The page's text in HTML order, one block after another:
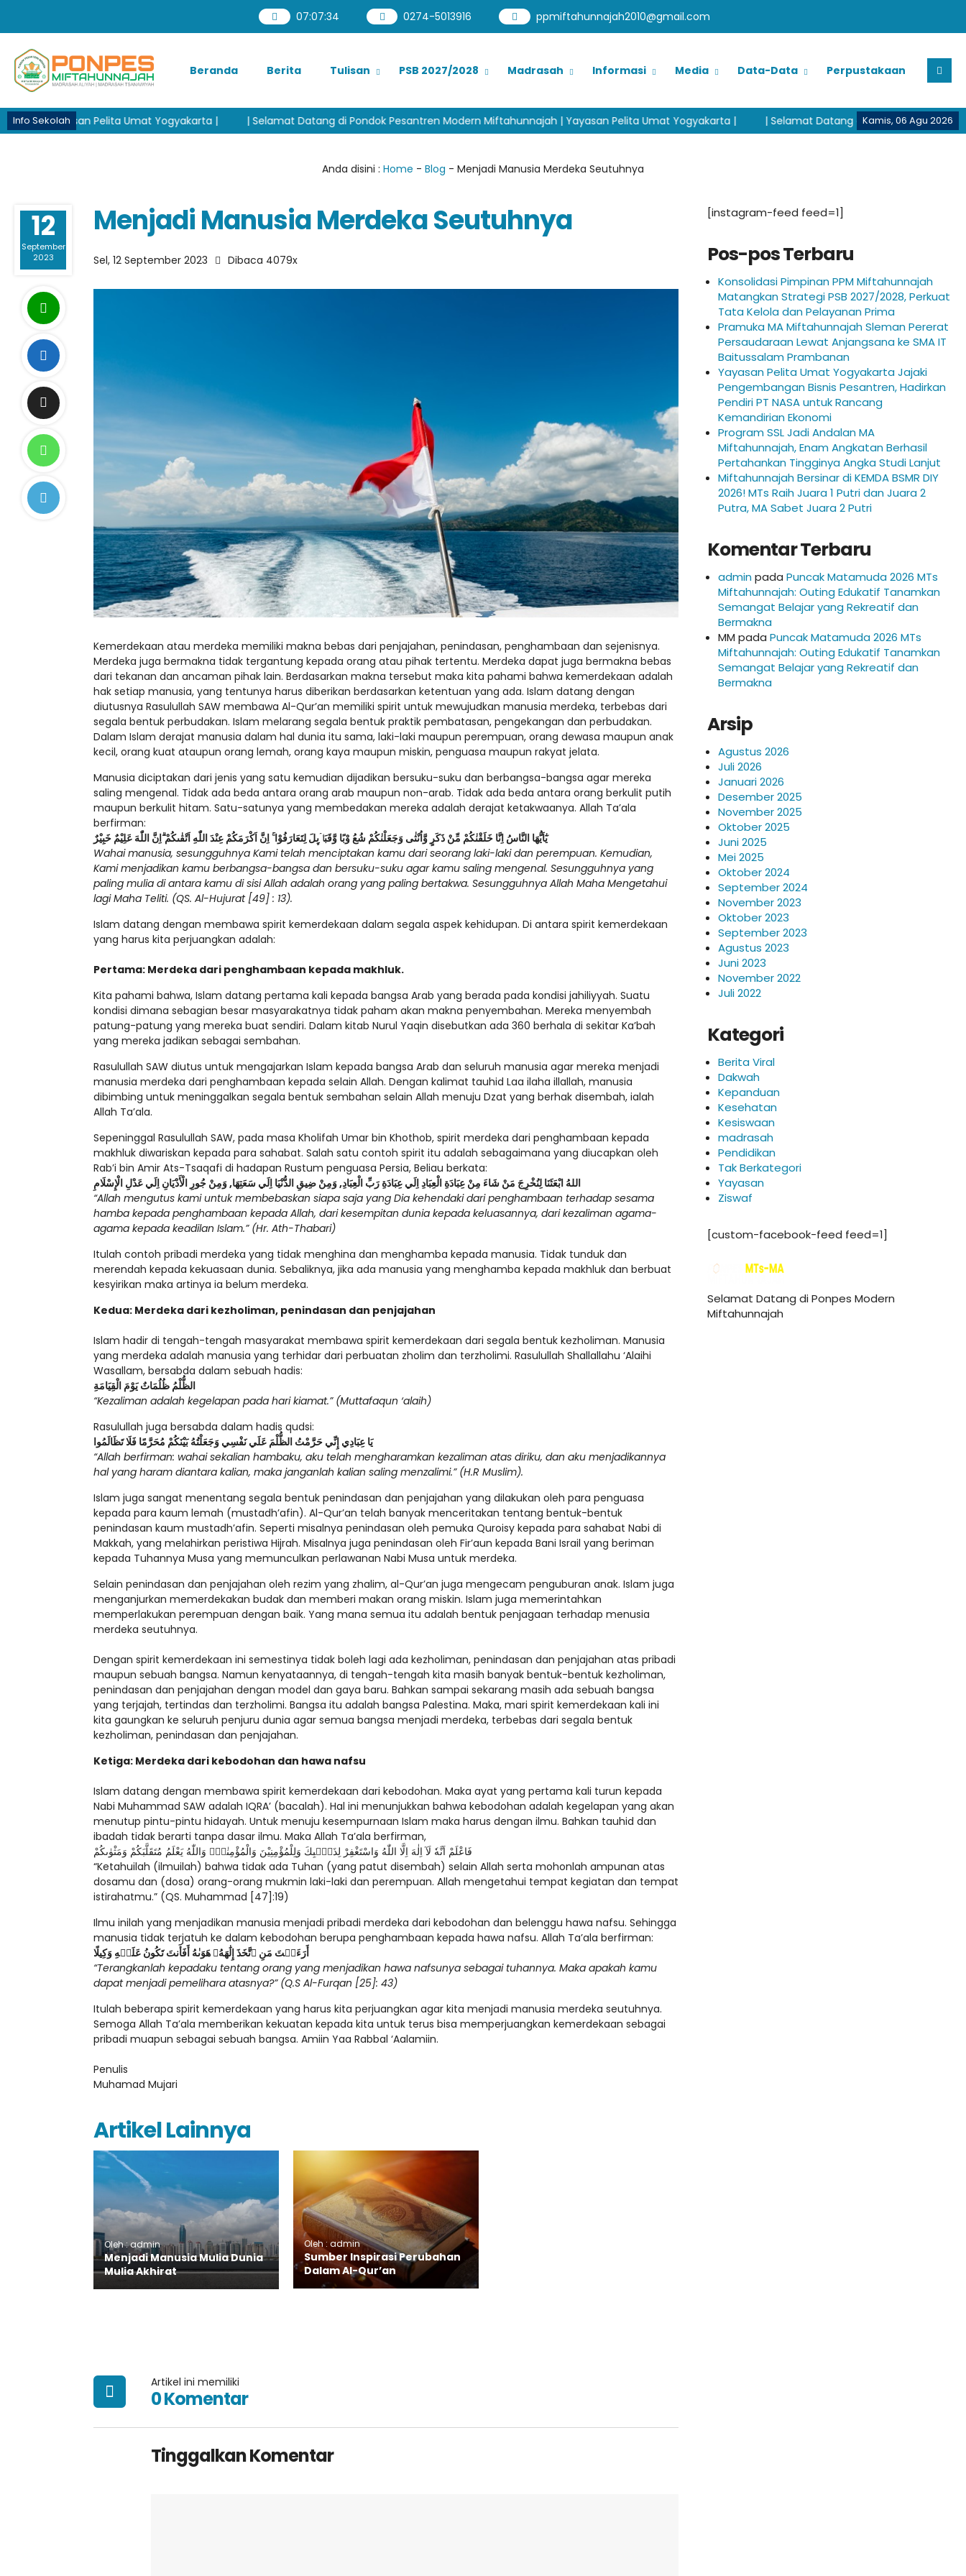
07:07:35 0274-5013916 ppmiftahunnajah2010@gmail.com
Beranda Berita Tulisan PSB 2027/2028 Madrasah Informasi Media Data-Data Perpustakaan
Info Sekolah Kamis, 06 Agu 2026
Pelita Umat Yogyakarta | | Selamat Datang di Pondok Pesantren Modern Miftahunnajah | Yayasan Pelita Umat Yogyakarta | | Selamat Datang di Pondok Pesantren Modern
Anda disini : Home - Blog - Menjadi Manusia Merdeka Seutuhnya
12
September
2023
Menjadi Manusia Merdeka Seutuhnya
Sel, 12 September 2023 Dibaca 4079x
Kemerdekaan atau merdeka memiliki makna bebas dari penjajahan, penindasan, penghambaan dan sejenisnya.
Merdeka juga bermakna tidak tergantung kepada orang atau pihak tertentu. Merdeka dapat juga bermakna bebas
dari tekanan dan ancaman pihak lain. Berdasarkan makna tersebut maka kita pahami bahwa kemerdekaan adalah
hak setiap manusia, yang tentunya harus diberikan berdasarkan ketentuan yang ada. Islam datang dengan
diutusnya Rasulullah SAW membawa Al-Qur’an memiliki spirit untuk mewujudkan manusia merdeka, terbebas dari
segala bentuk perbudakan. Islam melarang segala bentuk praktik pembatasan, pengekangan dan perbudakan.
Dalam Islam derajat manusia dalam hal dunia itu sama, laki-laki maupun perempuan, orang dewasa maupun anak
kecil, orang kuat ataupun orang lemah, orang kaya maupun miskin, penguasa maupun rakyat jelata.
Manusia diciptakan dari jenis yang satu kemudian dijadikan bersuku-suku dan berbangsa-bangsa agar mereka
saling mengenal. Tidak ada beda antara orang arab maupun non-arab. Tidak ada beda antara orang berkulit putih
maupun berkulit hitam. Satu-satunya yang membedakan mereka adalah derajat ketakwaanya. Allah Ta’ala
berfirman:
يٰٓاَيُّهَا النَّاسُ اِنَّا خَلَقْنٰكُمْ مِّنْ ذَكَرٍ وَّاُنْثٰى وَجَعَلْنٰكُمْ شُعُ وْبًا وَّقَبَاۤىِٕلَ لِتَعَارَفُوْا ۚ اِنَّ اَكْرَمَكُمْ عِنْدَ اللّٰهِ اَتْقٰىكُمْ ۗاِنَّ اللّٰهَ عَلِيْمٌ خَبِيْرٌ
Wahai manusia, sesungguhnya Kami telah menciptakan kamu dari seorang laki-laki dan perempuan. Kemudian,
Kami menjadikan kamu berbangsa-bangsa dan bersuku-suku agar kamu saling mengenal. Sesungguhnya yang
paling mulia di antara kamu di sisi Allah adalah orang yang paling bertakwa. Sesungguhnya Allah Maha Mengetahui
lagi Maha Teliti. (QS. Al-Hujurat [49] : 13).
Islam datang dengan membawa spirit kemerdekaan dalam segala aspek kehidupan. Di antara spirit kemerdekaan
yang harus kita perjuangkan adalah:
Pertama: Merdeka dari penghambaan kepada makhluk.
Kita pahami bahwa, Islam datang pertama kali kepada bangsa Arab yang berada pada kondisi jahiliyyah. Suatu
kondisi dimana sebagian besar masyarakatnya tidak paham akan makna penyembahan. Mereka menyembah
patung-patung yang mereka buat sendiri. Dalam kitab Nurul Yaqin disebutkan ada 360 berhala di sekitar Ka’bah
yang mereka jadikan sebagai sembahan.
Rasulullah SAW diutus untuk mengajarkan Islam kepada bangsa Arab dan seluruh manusia agar mereka menjadi
manusia merdeka dari penghambaan kepada selain Allah. Dengan kalimat tauhid Laa ilaha illallah, manusia
dibimbing untuk meninggalkan segala bentuk sembahan selain Allah menuju Dzat yang berhak disembah, ialah
Allah Ta’ala.
Sepeninggal Rasulullah SAW, pada masa Kholifah Umar bin Khothob, spirit merdeka dari penghambaan kepada
makhluk diwariskan kepada para sahabat. Salah satu contoh spirit itu adalah sebagaimana yang diucapkan oleh
Rab’i bin Amir Ats-Tsaqafi di hadapan Rustum penguasa Persia, Beliau berkata:
اللهُ ابْعَثَنَا لِنُخْرِجَ مَنْ شَاءَ مِنْ عِبَادَةِ الْعِبَادِ اِلَي عِبَادَةِ رَبِّ الْعِبَادِ, وَمِنْ ضِيقِ الدُّنْيَا اِلَي سَعَتِهَا, وَمِنْ جُورِ الْأَدْيَانِ اِلَي عَدْلِ الْإِسْلَامِ
“Allah mengutus kami untuk membebaskan siapa saja yang Dia kehendaki dari penghambaan terhadap sesama
hamba kepada penghambaan kepada Allah, dari kesempitan dunia kepada keluasannya, dari kezaliman agama-
agama kepada keadilan Islam.” (Hr. Ath-Thabari)
Itulah contoh pribadi merdeka yang tidak menghina dan menghamba kepada manusia. Tidak tunduk dan
merendah kepada kekuasaan dunia. Sebaliknya, jika ada manusia yang menghamba kepada makhluk dan berbuat
kesyirikan maka artinya ia belum merdeka.
Kedua: Merdeka dari kezholiman, penindasan dan penjajahan
Islam hadir di tengah-tengah masyarakat membawa spirit kemerdekaan dari segala bentuk kezholiman. Manusia
yang merdeka adalah manusia yang terhidar dari perbuatan zholim dan terzholimi. Rasulullah Shallallahu ‘Alaihi
Wasallam, bersabda dalam sebuah hadis:
الظُّلْمُ ظُلُمَاتٌ يَوْمَ الْقِيَامَةِ
“Kezaliman adalah kegelapan pada hari kiamat.” (Muttafaqun ‘alaih)
Rasulullah juga bersabda dalam hadis qudsi:
يَا عِبَادِي إِنِّي حَرَّمْتُ الظُّلْمَ عَلَي نَفْسِي وَجَعَلْتُهُ بَيْنَكُمْ مُحَرَّمًا فَلَا تَظَالَمُوا
“Allah berfirman: wahai sekalian hambaku, aku telah mengharamkan kezaliman atas diriku, dan aku menjadikannya
hal yang haram diantara kalian, maka janganlah kalian saling menzalimi.” (H.R Muslim).
Islam juga sangat menentang segala bentuk penindasan dan penjajahan yang dilakukan oleh para penguasa
kepada para kaum lemah (mustadh’afin). Al-Qur’an telah banyak menceritakan tentang bentuk-bentuk
penindasan kaum mustadh’afin. Seperti misalnya penindasan oleh pemuka Quroisy kepada para sahabat Nabi di
Makkah, yang melahirkan peristiwa Hijrah. Misalnya juga penindasan oleh Fir’aun kepada Bani Israil yang beriman
kepada Tuhannya Musa yang memunculkan perlawanan Nabi Musa untuk merdeka.
Selain penindasan dan penjajahan oleh rezim yang zhalim, al-Qur’an juga mengecam penguburan anak. Islam juga
menganjurkan memerdekakan budak dan memberi makan orang miskin. Islam juga memerintahkan
memperlakukan perempuan dengan baik. Yang mana semua itu adalah bentuk penjagaan terhadap menusia
merdeka seutuhnya.
Dengan spirit kemerdekaan ini semestinya tidak boleh lagi ada kezholiman, penindasan dan penjajahan atas pribadi
maupun sebuah bangsa. Namun kenyataannya, di tengah-tengah kita masih banyak bentuk-bentuk kezholiman,
penindasan dan penjajahan dengan model dan gaya baru. Bahkan sampai sekarang masih ada sebuah bangsa
yang terjajah, tertindas dan terzholimi. Bangsa itu adalah bangsa Palestina. Maka, mari spirit kemerdekaan kali ini
kita gaungkan ke seluruh penjuru dunia agar semua bangsa menjadi merdeka, terbebas dari segala bentuk
kezholiman, penindasan dan penjajahan.
Ketiga: Merdeka dari kebodohan dan hawa nafsu
Islam datang dengan membawa spirit kemerdekaan dari kebodohan. Maka ayat yang pertama kali turun kepada
Nabi Muhammad SAW adalah IQRA’ (bacalah). Hal ini menunjukkan bahwa kebodohan adalah kegelapan yang akan
menutup pintu-pintu hidayah. Untuk menuju kesempurnaan Islam maka harus dengan ilmu. Bahkan tauhid dan
ibadah tidak berarti tanpa dasar ilmu. Maka Allah Ta’ala berfirman,
فَاعْلَمْ اَنَّهٗ لَآ اِلٰهَ اِلَّا اللّٰهُ وَاسْتَغْفِرْ لِذَنْۢبِكَ وَلِلْمُؤْمِنِيْنَ وَالْمُؤْمِنٰتِۚ وَاللّٰهُ يَعْلَمُ مُتَقَلَّبَكُمْ وَمَثْوٰىكُمْ
“Ketahuilah (ilmuilah) bahwa tidak ada Tuhan (yang patut disembah) selain Allah serta mohonlah ampunan atas
dosamu dan (dosa) orang-orang mukmin laki-laki dan perempuan. Allah mengetahui tempat kegiatan dan tempat
istirahatmu.” (QS. Muhammad [47]:19)
Ilmu inilah yang menjadikan manusia menjadi pribadi merdeka dari kebodohan dan belenggu hawa nafsu. Sehingga
manusia tidak terjatuh ke dalam kebodohan berupa penghambaan kepada hawa nafsu. Allah Ta’ala berfirman:
أَرَءَيۡتَ مَنِ ٱتَّخَذَ إِلَٰهَهُۥ هَوَىٰهُ أَفَأَنتَ تَكُونُ عَلَيۡهِ وَكِيلًا
“Terangkanlah kepadaku tentang orang yang menjadikan hawa nafsunya sebagai tuhannya. Maka apakah kamu
dapat menjadi pemelihara atasnya?” (Q.S Al-Furqan [25]: 43)
Itulah beberapa spirit kemerdekaan yang harus kita perjuangkan agar kita menjadi manusia merdeka seutuhnya.
Semoga Allah Ta’ala memberikan kekuatan kepada kita untuk terus bisa memperjuangkan kemerdekaan sebagai
pribadi muapun sebagai sebuah bangsa. Amiin Yaa Rabbal ‘Aalamiin.
Penulis
Muhamad Mujari
Artikel Lainnya
Oleh : admin
Menjadi Manusia Mulia Dunia
Mulia Akhirat
Oleh : admin
Sumber Inspirasi Perubahan
Dalam Al-Qur’an
Artikel ini memiliki
0 Komentar
Tinggalkan Komentar
[instagram-feed feed=1]
Pos-pos Terbaru
Konsolidasi Pimpinan PPM Miftahunnajah
Matangkan Strategi PSB 2027/2028, Perkuat
Tata Kelola dan Pelayanan Prima
Pramuka MA Miftahunnajah Sleman Pererat
Persaudaraan Lewat Anjangsana ke SMA IT
Baitussalam Prambanan
Yayasan Pelita Umat Yogyakarta Jajaki
Pengembangan Bisnis Pesantren, Hadirkan
Pendiri PT NASA untuk Rancang
Kemandirian Ekonomi
Program SSL Jadi Andalan MA
Miftahunnajah, Enam Angkatan Berhasil
Pertahankan Tingginya Angka Studi Lanjut
Miftahunnajah Bersinar di KEMDA BSMR DIY
2026! MTs Raih Juara 1 Putri dan Juara 2
Putra, MA Sabet Juara 2 Putri
Komentar Terbaru
admin pada Puncak Matamuda 2026 MTs
Miftahunnajah: Outing Edukatif Tanamkan
Semangat Belajar yang Rekreatif dan
Bermakna
MM pada Puncak Matamuda 2026 MTs
Miftahunnajah: Outing Edukatif Tanamkan
Semangat Belajar yang Rekreatif dan
Bermakna
Arsip
Agustus 2026
Juli 2026
Januari 2026
Desember 2025
November 2025
Oktober 2025
Juni 2025
Mei 2025
Oktober 2024
September 2024
November 2023
Oktober 2023
September 2023
Agustus 2023
Juni 2023
November 2022
Juli 2022
Kategori
Berita Viral
Dakwah
Kepanduan
Kesehatan
Kesiswaan
madrasah
Pendidikan
Tak Berkategori
Yayasan
Ziswaf
[custom-facebook-feed feed=1]
Selamat Datang di Ponpes Modern
Miftahunnajah